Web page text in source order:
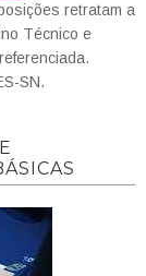
retratam a
Técnico e
SN.